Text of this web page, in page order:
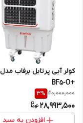
کولر آبی پرتابل برفاب مدل
+BF5-O
30,000,000
3%
28,993,500
افزودن به سبد